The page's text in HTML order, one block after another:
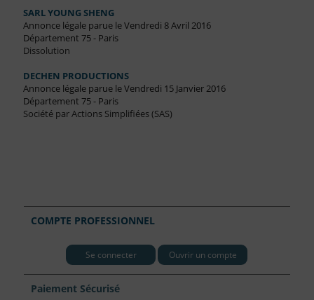
SARL YOUNG SHENG
Annonce légale parue le Vendredi 8 Avril 2016
Département 75 - Paris
Dissolution
DECHEN PRODUCTIONS
Annonce légale parue le Vendredi 15 Janvier 2016
Département 75 - Paris
Société par Actions Simplifiées (SAS)
COMPTE PROFESSIONNEL
Se connecter Ouvrir un compte
Paiement Sécurisé